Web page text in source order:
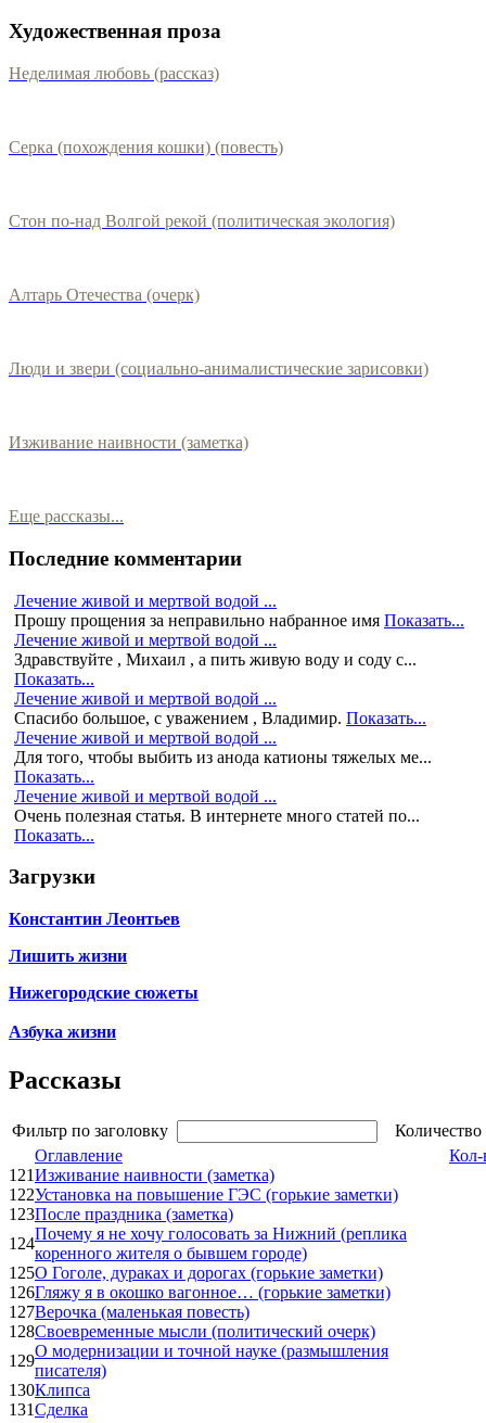
Художественная проза
Неделимая любовь (рассказ)
Серка (похождения кошки) (повесть)
Стон по-над Волгой рекой (политическая экология)
Алтарь Отечества (очерк)
Люди и звери (социально-анималистические зарисовки)
Изживание наивности (заметка)
Еще рассказы...
Последние комментарии
Лечение живой и мертвой водой ...
Прошу прощения за неправильно набранное имя Показать...
Лечение живой и мертвой водой ...
Здравствуйте , Михаил , а пить живую воду и соду с...
Показать...
Лечение живой и мертвой водой ...
Спасибо большое, с уважением , Владимир. Показать...
Лечение живой и мертвой водой ...
Для того, чтобы выбить из анода катионы тяжелых ме...
Показать...
Лечение живой и мертвой водой ...
Очень полезная статья. В интернете много статей по...
Показать...
Загрузки
Константин Леонтьев
Лишить жизни
Нижегородские сюжеты
Азбука жизни
Рассказы
Фильтр по заголовку
Оглавление
Кол-
121Изживание наивности (заметка)
122Установка на повышение ГЭС (горькие заметки)
123После праздника (заметка)
124
Почему я не хочу голосовать за Нижний (реплика
коренного жителя о бывшем городе)
125О Гоголе, дураках и дорогах (горькие заметки)
126Гляжу я в окошко вагонное… (горькие заметки)
127Верочка (маленькая повесть)
128Своевременные мысли (политический очерк)
129
О модернизации и точной науке (размышления
писателя)
130Клипса
131Сделка